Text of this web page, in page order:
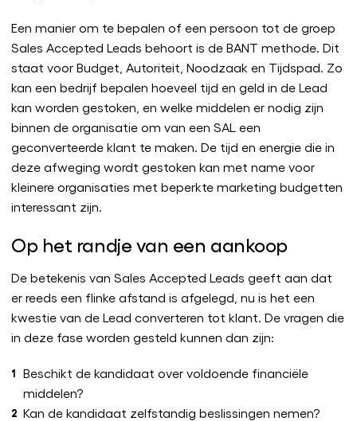
Een manier om te bepalen of een persoon tot de groep
Sales Accepted Leads behoort is de BANT methode. Dit
staat voor Budget, Autoriteit, Noodzaak en Tijdspad. Zo
kan een bedrijf bepalen hoeveel tijd en geld in de Lead
kan worden gestoken, en welke middelen er nodig zijn
binnen de organisatie om van een SAL een
geconverteerde klant te maken. De tijd en energie die in
deze afweging wordt gestoken kan met name voor
kleinere organisaties met beperkte marketing budgetten
interessant zijn.
Op het randje van een aankoop
De betekenis van Sales Accepted Leads geeft aan dat
er reeds een flinke afstand is afgelegd, nu is het een
kwestie van de Lead converteren tot klant. De vragen die
in deze fase worden gesteld kunnen dan zijn:
Beschikt de kandidaat over voldoende financiële
middelen?
Kan de kandidaat zelfstandig beslissingen nemen?